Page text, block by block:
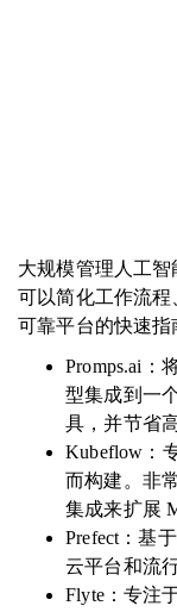
大规模管理人工
可以简化工作流
可靠平台的快速指
Promps.ai：
型集成到一
具，并节省
Kubeflow：
而构建。非
集成来扩展
Prefect：基
云平台和流
Flyte：专注